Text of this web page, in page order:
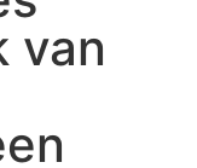
van